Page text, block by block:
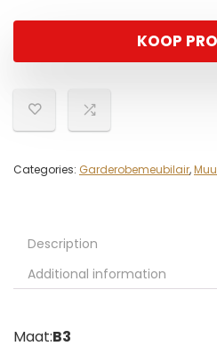
KOOP
Categories: Garderobemeubilair,
Description
Additional information
Maat:B3